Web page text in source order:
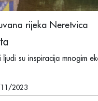
rijeka Neretvica
su inspiracija mnogim
2023